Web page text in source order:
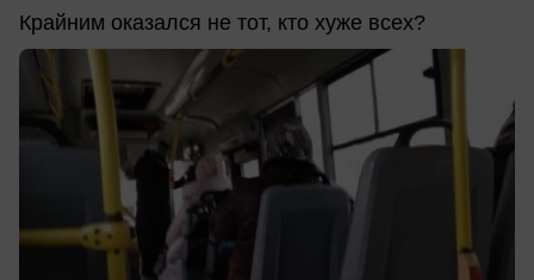
Крайним оказался не тот, кто хуже всех?